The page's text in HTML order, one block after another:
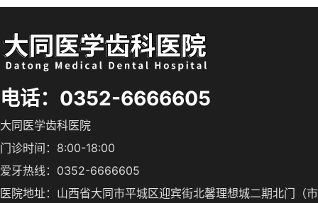
电话：0352-6666605
大同医学齿科医院
门诊时间：8:00-18:00
爱牙热线：0352-6666605
医院地址：山西省大同市平城区迎宾街北馨理想城二期北门（市